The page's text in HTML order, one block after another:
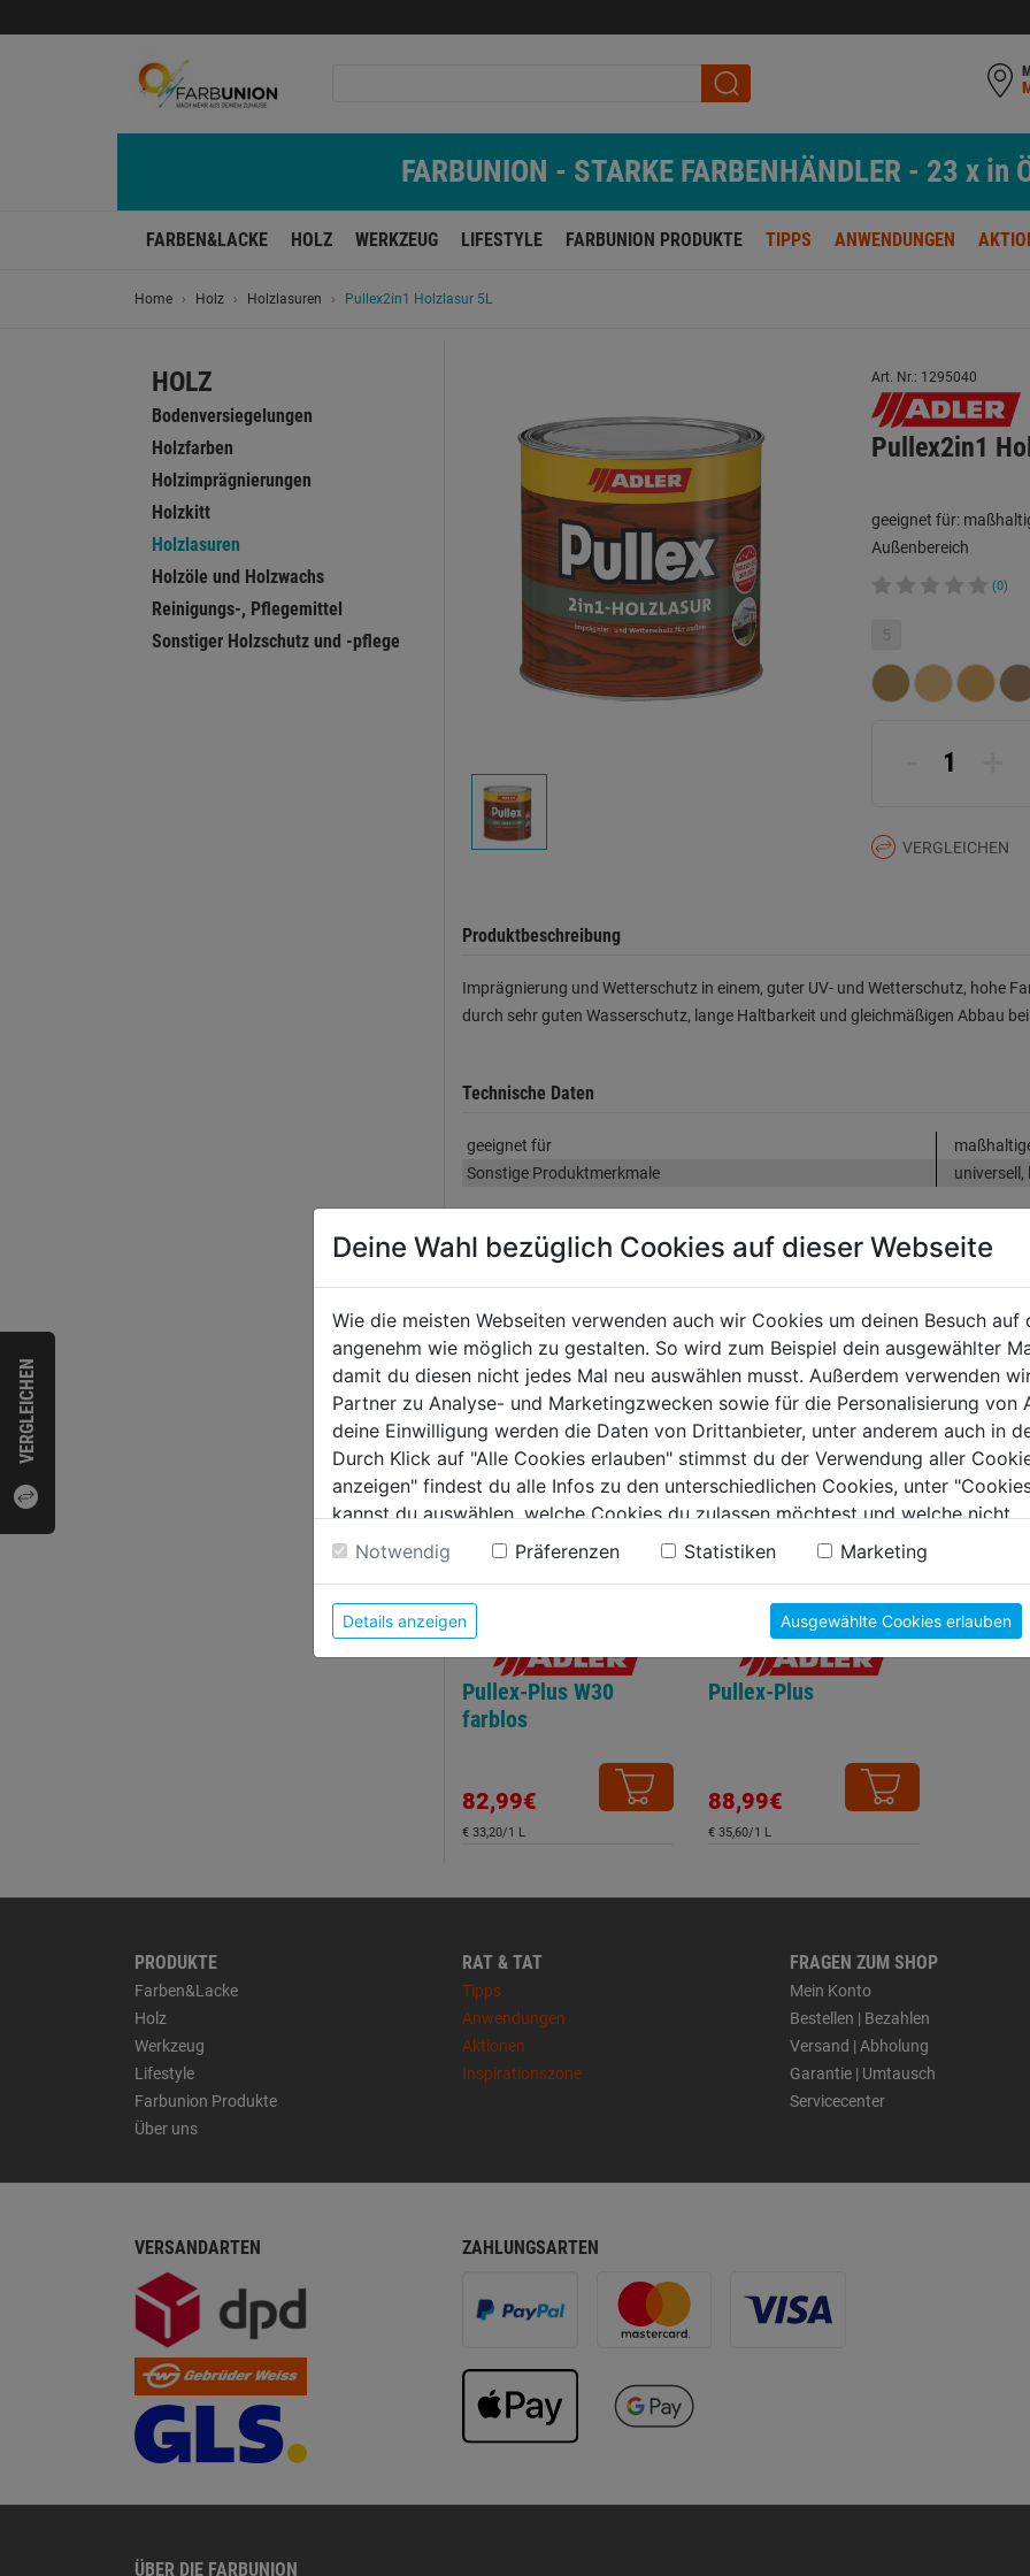
VERGLEICHEN
FARBUNION - STARKE FARBENHÄNDLER - 23 x in
FARBEN&LACKE HOLZ WERKZEUG LIFESTYLE FARBUNION PRODUKTE TIPPS ANWENDUNGEN
Home Holz Holzlasuren Pullex2in1 Holzlasur 5L
HOLZ
Bodenversiegelungen
Holzfarben
Holzimprägnierungen
Holzkitt
Holzlasuren
Holzöle und Holzwachs
Reinigungs-, Pflegemittel
Sonstiger Holzschutz und -pflege
Art. Nr.: 1295040
Pullex2in1
geeignet für:
Außenbereich
(0)
5
VERGLEICHEN
Produktbeschreibung
Imprägnierung und Wetterschutz in einem, guter UV- und Wetterschutz, hohe
durch sehr guten Wasserschutz, lange Haltbarkeit und gleichmäßigen Abbau
Technische Daten
geeignet für
Sonstige Produktmerkmale
Bewertung (0)
WEITERE PRODUKTE AUS DIESER KATEGORIE
Pullex-Plus W30
farblos
82,99€
€ 33,20/1 L
Pullex-Plus
88,99€
€ 35,60/1 L
PRODUKTE
Farben&Lacke
Holz
Werkzeug
Lifestyle
Farbunion Produkte
Über uns
RAT & TAT
Tipps
Anwendungen
Aktionen
Inspirationszone
FRAGEN ZUM SHOP
Mein Konto
Bestellen | Bezahlen
Versand | Abholung
Garantie | Umtausch
Servicecenter
VERSANDARTEN ZAHLUNGSARTEN
ÜBER DIE FARBUNION
Deine Wahl bezüglich Cookies auf dieser Webseite
Wie die meisten Webseiten verwenden auch wir Cookies um deinen Besuch auf
angenehm wie möglich zu gestalten. So wird zum Beispiel dein ausgewählter
damit du diesen nicht jedes Mal neu auswählen musst. Außerdem verwenden
Partner zu Analyse- und Marketingzwecken sowie für die Personalisierung von
deine Einwilligung werden die Daten von Drittanbieter, unter anderem auch in
Durch Klick auf "Alle Cookies erlauben" stimmst du der Verwendung aller
anzeigen" findest du alle Infos zu den unterschiedlichen Cookies, unter
kannst du auswählen, welche Cookies du zulassen möchtest und welche nicht.
Weitere Informationen findest du in unserer Datenschutzerklärung
Notwendig Präferenzen Statistiken Marketing
Details anzeigen Ausgewählte Cookies erlauben